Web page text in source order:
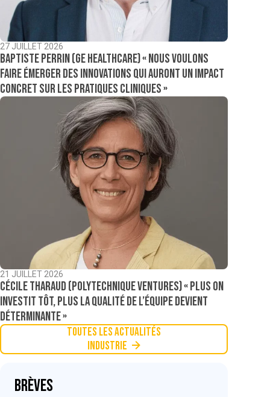
27 JUILLET 2026
Baptiste Perrin (GE Healthcare) « Nous voulons
faire émerger des innovations qui auront un impact
concret sur les pratiques cliniques »
21 JUILLET 2026
Cécile Tharaud (Polytechnique Ventures) « Plus on
investit tôt, plus la qualité de l’équipe devient
déterminante »
Toutes les actualités
Industrie
Brèves